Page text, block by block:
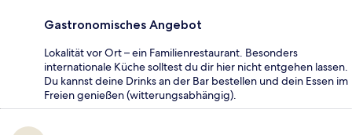
Gastronomisches Angebot
Lokalität vor Ort – ein Familienrestaurant. Besonders
internationale Küche solltest du dir hier nicht entgehen lassen.
Du kannst deine Drinks an der Bar bestellen und dein Essen im
Freien genießen (witterungsabhängig).